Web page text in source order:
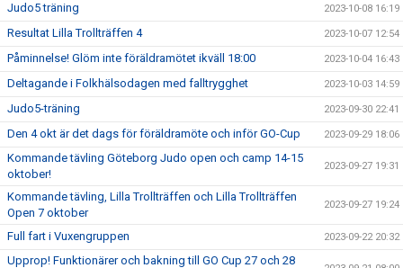
Judo5 träning 2023-10-08 16:19
Resultat Lilla Trollträffen 4 2023-10-07 12:54
Påminnelse! Glöm inte föräldramötet ikväll 18:00 2023-10-04 16:43
Deltagande i Folkhälsodagen med falltrygghet 2023-10-03 14:59
Judo5-träning 2023-09-30 22:41
Den 4 okt är det dags för föräldramöte och inför GO-Cup 2023-09-29 18:06
Kommande tävling Göteborg Judo open och camp 14-15
oktober!
2023-09-27 19:31
Kommande tävling, Lilla Trollträffen och Lilla Trollträffen
Open 7 oktober
2023-09-27 19:24
Full fart i Vuxengruppen 2023-09-22 20:32
Upprop! Funktionärer och bakning till GO Cup 27 och 28